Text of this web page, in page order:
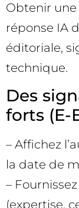
Obtenir
réponse IA
éditoriale,
technique.
Des
forts (E-
– Affichez
la date de
–
(expertise,